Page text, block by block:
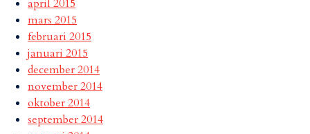
april 2015
mars 2015
februari 2015
januari 2015
december 2014
november 2014
oktober 2014
september 2014